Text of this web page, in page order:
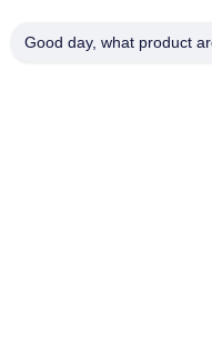
bescherming
Good day, what product